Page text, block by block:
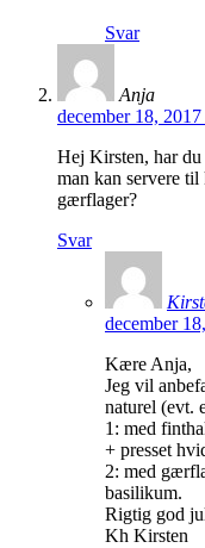
Svar
Anja
december 18,
Hej Kirsten, har du
man kan servere
gærflager?
Svar
december
Kære Anja,
Jeg vil
naturel (evt.
1: med
+ presset
2: med
basilikum.
Rigtig god
Kh Kirsten